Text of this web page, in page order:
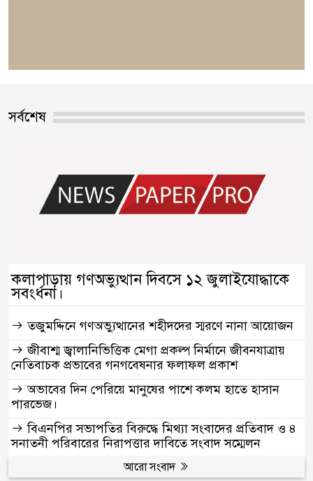
সর্বশেষ
কলাপাড়ায় গণঅভ্যুত্থান দিবসে ১২ জুলাইযোদ্ধাকে
সবংর্ধনা।
তজুমদ্দিনে গণঅভ্যুত্থানের শহীদদের স্মরণে নানা আয়োজন
জীবাশ্ম জ্বালানিভিত্তিক মেগা প্রকল্প নির্মানে জীবনযাত্রায়
নেতিবাচক প্রভাবের গনগবেষনার ফলাফল প্রকাশ
অভাবের দিন পেরিয়ে মানুষের পাশে কলম হাতে হাসান
পারভেজ।
বিএনপির সভাপতির বিরুদ্ধে মিথ্যা সংবাদের প্রতিবাদ ও ৪
সনাতনী পরিবারের নিরাপত্তার দাবিতে সংবাদ সম্মেলন
আরো সংবাদ